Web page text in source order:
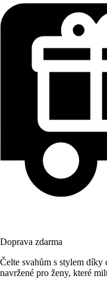
Doprava zdarma
Čelte svahům s stylem díky
navržené pro ženy, které